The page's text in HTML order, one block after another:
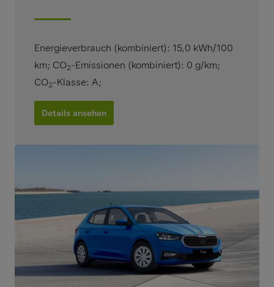
Energieverbrauch (kombiniert): 15,0 kWh/100
km; CO2-Emissionen (kombiniert): 0 g/km;
CO2-Klasse: A;
Details ansehen